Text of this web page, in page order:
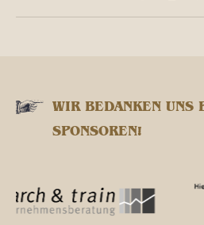
WIR BEDANKEN UNS
SPONSOREN!